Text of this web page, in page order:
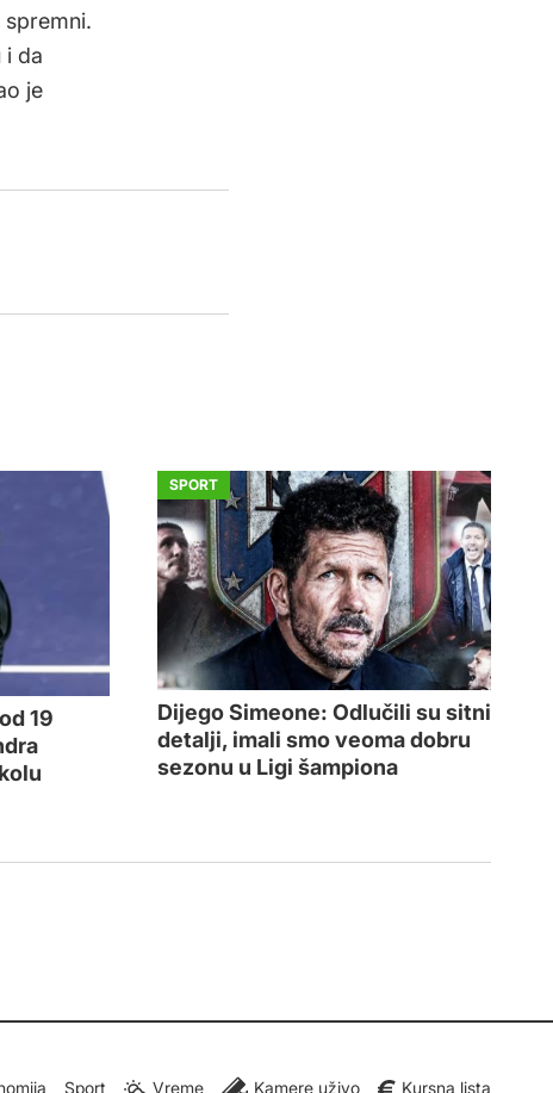
i da
je
19
SPORT
Dijego Simeone: Odlučili su sitni
detalji, imali smo veoma dobru
sezonu u Ligi šampiona
Sport Vreme Kamere uživo Kursna lista